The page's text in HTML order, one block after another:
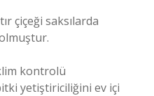
çiçeği saksılarda
kontrolü
yetiştiriciliğini ev içi